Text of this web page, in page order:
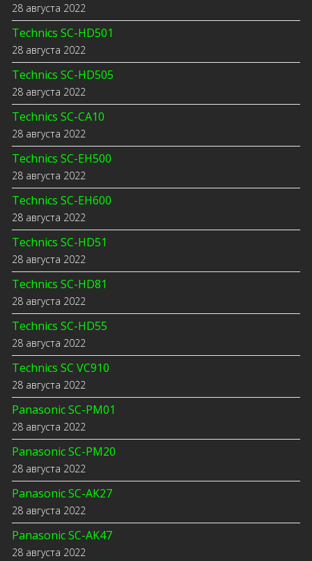
28 августа 2022
Technics SC-HD501
28 августа 2022
Technics SC-HD505
28 августа 2022
Technics SC-CA10
28 августа 2022
Technics SC-EH500
28 августа 2022
Technics SC-EH600
28 августа 2022
Technics SC-HD51
28 августа 2022
Technics SC-HD81
28 августа 2022
Technics SC-HD55
28 августа 2022
Technics SC VC910
28 августа 2022
Panasonic SC-PM01
28 августа 2022
Panasonic SC-PM20
28 августа 2022
Panasonic SC-AK27
28 августа 2022
Panasonic SC-AK47
28 августа 2022